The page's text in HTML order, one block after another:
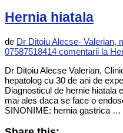
Hernia hiatala
de Dr Ditoiu Alecse- Valerian,
07587518414 comentarii la
Dr Ditoiu Alecse Valerian,
hepatolog cu 30 de ani de
Diagnosticul de hernie hiatala
mai ales daca se face o
SINONIME: hernia gastrica …